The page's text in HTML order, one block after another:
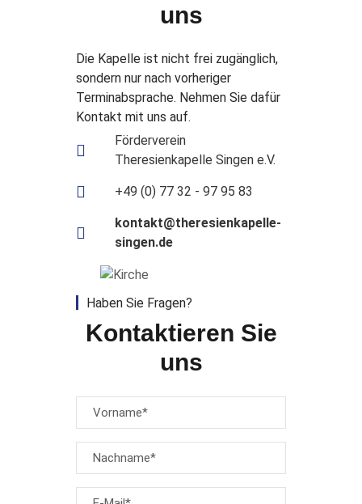
Haben Sie Fragen?
Kontaktieren Sie
uns
uns
Die Kapelle ist nicht frei zugänglich,
sondern nur nach vorheriger
Terminabsprache. Nehmen Sie dafür
Kontakt mit uns auf.
Förderverein
Theresienkapelle Singen e.V.
+49 (0) 77 32 - 97 95 83
kontakt@theresienkapelle-
singen.de